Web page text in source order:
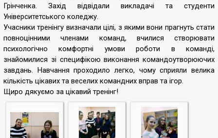
Грінченка. Захід відвідали викладачі та студенти
Університетського коледжу.
Учасники тренінгу визначали цілі, з якими вони прагнуть стати
повноцінними членами команд, вчилися створювати
психологічно комфортні умови роботи в команді,
знайомилися зі специфікою виконання командоутворюючих
завдань. Навчання проходило легко, чому сприяли велика
кількість цікавих та веселих командних вправ та ігор.
Щиро дякуємо за цікавий тренінг!